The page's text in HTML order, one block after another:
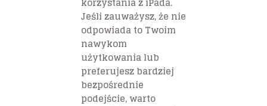
Jeśli zauważysz, że nie
odpowiada to Twoim
nawykom
użytkowania lub
preferujesz bardziej
bezpośrednie
podejście, warto